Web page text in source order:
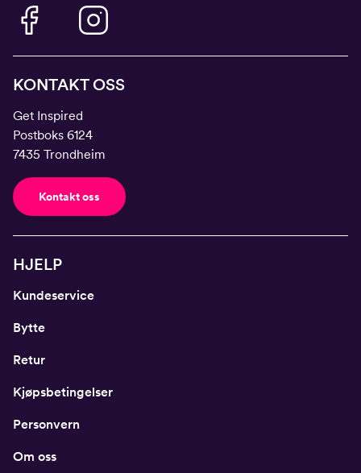
KONTAKT OSS
Get Inspired
Postboks 6124
7435 Trondheim
Kontakt oss
HJELP
Kundeservice
Bytte
Retur
Kjøpsbetingelser
Personvern
Om oss